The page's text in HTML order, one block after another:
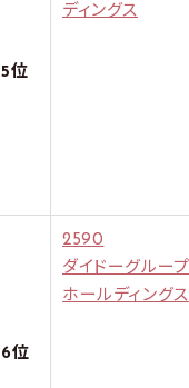
5位
ディングス
6位
2590
ダイドーグループ
ホールディングス